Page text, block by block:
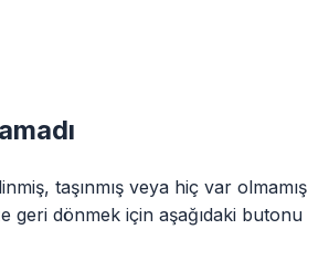
taşınmış veya hiç var olmamış
geri dönmek için aşağıdaki butonu